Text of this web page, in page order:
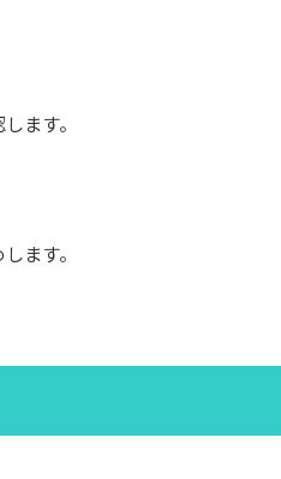
ます。
ます。